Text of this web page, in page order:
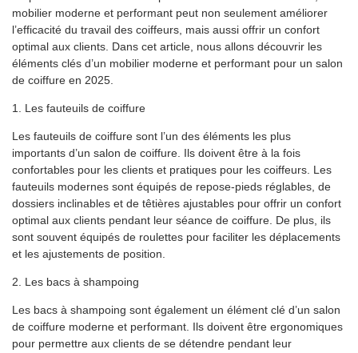
mobilier moderne et performant peut non seulement améliorer
l’efficacité du travail des coiffeurs, mais aussi offrir un confort
optimal aux clients. Dans cet article, nous allons découvrir les
éléments clés d’un mobilier moderne et performant pour un salon
de coiffure en 2025.
1. Les fauteuils de coiffure
Les fauteuils de coiffure sont l’un des éléments les plus
importants d’un salon de coiffure. Ils doivent être à la fois
confortables pour les clients et pratiques pour les coiffeurs. Les
fauteuils modernes sont équipés de repose-pieds réglables, de
dossiers inclinables et de têtières ajustables pour offrir un confort
optimal aux clients pendant leur séance de coiffure. De plus, ils
sont souvent équipés de roulettes pour faciliter les déplacements
et les ajustements de position.
2. Les bacs à shampoing
Les bacs à shampoing sont également un élément clé d’un salon
de coiffure moderne et performant. Ils doivent être ergonomiques
pour permettre aux clients de se détendre pendant leur